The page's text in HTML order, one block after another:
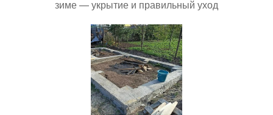
зиме — укрытие и правильный уход